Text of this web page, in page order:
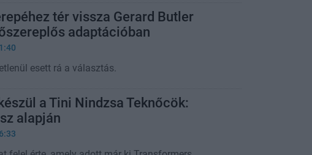
tér vissza Gerard Butler
adaptációban
esett rá a választás.
a Tini Nindzsa Teknőcök:
alapján